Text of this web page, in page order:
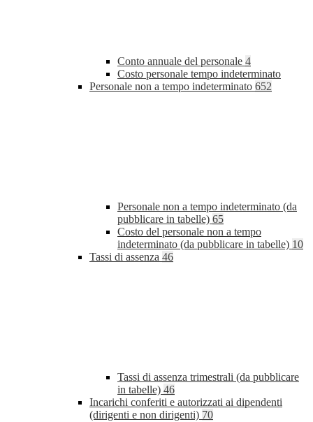
Conto annuale del personale 4
Costo personale tempo indeterminato
Personale non a tempo indeterminato 652
Personale non a tempo indeterminato (da
pubblicare in tabelle) 65
Costo del personale non a tempo
indeterminato (da pubblicare in tabelle) 10
Tassi di assenza 46
Tassi di assenza trimestrali (da pubblicare
in tabelle) 46
Incarichi conferiti e autorizzati ai dipendenti
(dirigenti e non dirigenti) 70